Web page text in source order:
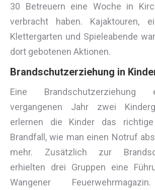
30 Betreuern eine Woche in
verbracht haben. Kajaktouren,
Klettergarten und Spieleabende
dort gebotenen Aktionen.
Brandschutzerziehung in
Eine
vergangenen Jahr zwei
erlernen die Kinder das
Brandfall, wie man einen Notruf
mehr. Zusätzlich zur
erhielten drei Gruppen eine
Wangener